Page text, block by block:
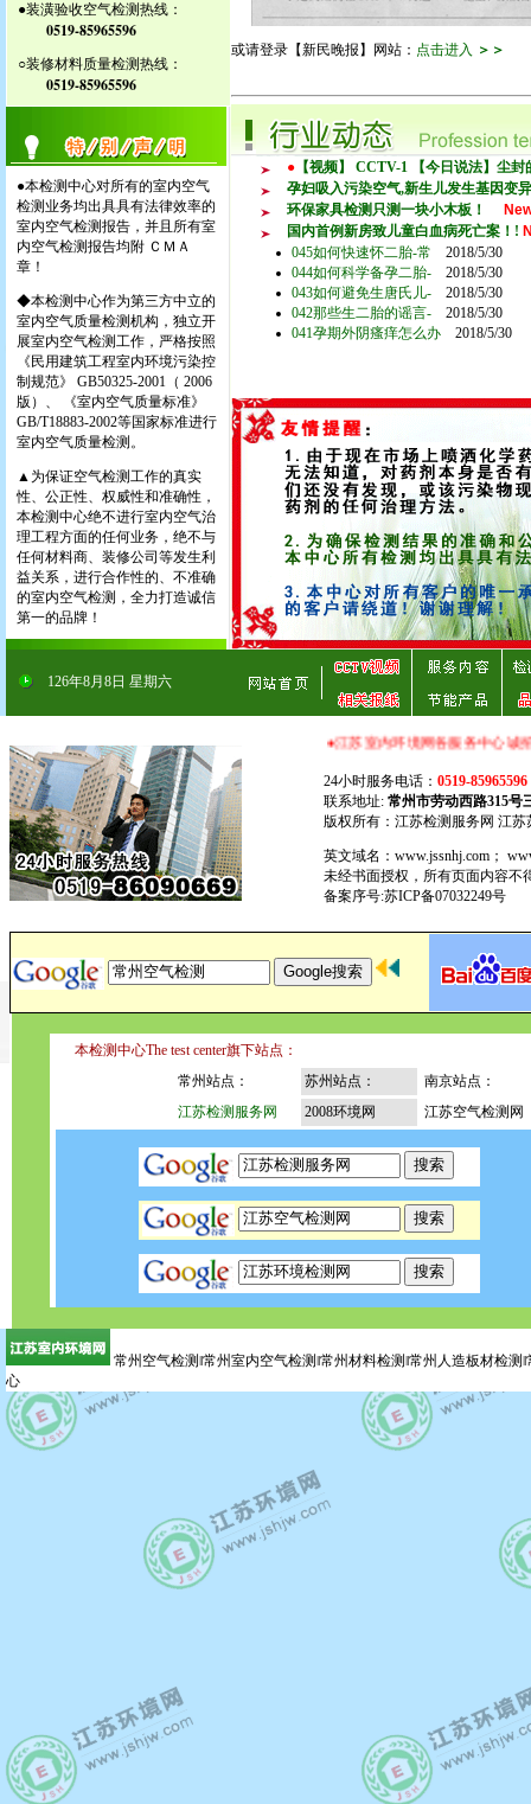
●装潢验收空气检测热线：
0519-85965596
○装修材料质量检测热线：
0519-85965596
●本检测中心对所有的室内空气
检测业务均出具具有法律效率的
室内空气检测报告，并且所有室
内空气检测报告均附 ＣＭＡ
章！
◆本检测中心作为第三方中立的
室内空气质量检测机构，独立开
展室内空气检测工作，严格按照
《民用建筑工程室内环境污染控
制规范》 GB50325-2001（ 2006
版）、 《室内空气质量标准》
GB/T18883-2002等国家标准进行
室内空气质量检测。
▲为保证空气检测工作的真实
性、公正性、权威性和准确性，
本检测中心绝不进行室内空气治
理工程方面的任何业务，绝不与
任何材料商、装修公司等发生利
益关系，进行合作性的、不准确
的室内空气检测，全力打造诚信
第一的品牌！
或请登录【新民晚报】网站： 点击进入 ＞＞
● 【视频】 CCTV-1 【今日说法】尘封
孕妇吸入污染空气,新生儿发生基因变
环保家具检测只测一块小木板！
国内首例新房致儿童白血病死亡案！!
045如何快速怀二胎-常
2018/5/30
044如何科学备孕二胎- 2018/5/30
043如何避免生唐氏儿- 2018/5/30
042那些生二胎的谣言- 2018/5/30
041孕期外阴瘙痒怎么办 2018/5/30
126年8月8日 星期六
●江苏室内环境网各服务中心诚招版主，
24小时服务电话：0519-85965596
联系地址:常州市劳动西路315号
版权所有：江苏检测服务网 江
英文域名：www.jssnhj.com；
未经书面授权，所有页面内容不
备案序号:苏ICP备07032249号
本检测中心The test center旗下站点：
常州站点：
苏州站点：
南京站点：
江苏检测服务网
2008环境网 江苏空气检测网
常州空气检测‖常州室内空气检测‖常州材料检测‖常州人造板材检
心